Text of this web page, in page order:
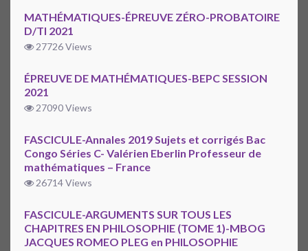
MATHÉMATIQUES-ÉPREUVE ZÉRO-PROBATOIRE
D/TI 2021
27726 Views
ÉPREUVE DE MATHÉMATIQUES-BEPC SESSION
2021
27090 Views
FASCICULE-Annales 2019 Sujets et corrigés Bac
Congo Séries C- Valérien Eberlin Professeur de
mathématiques – France
26714 Views
FASCICULE-ARGUMENTS SUR TOUS LES
CHAPITRES EN PHILOSOPHIE (TOME 1)-MBOG
JACQUES ROMEO PLEG en PHILOSOPHIE